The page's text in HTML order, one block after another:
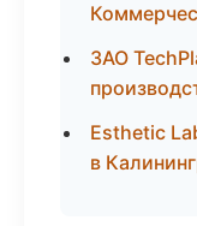
ЗАО
Esthetic
в